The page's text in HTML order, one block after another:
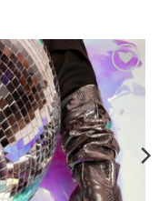
Añadir
a la
lista
de
deseos